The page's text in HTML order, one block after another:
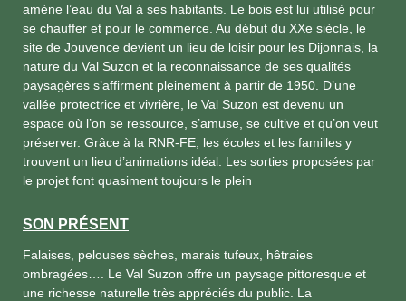
amène l’eau du Val à ses habitants. Le bois est lui utilisé pour
se chauffer et pour le commerce. Au début du XXe siècle, le
site de Jouvence devient un lieu de loisir pour les Dijonnais, la
nature du Val Suzon et la reconnaissance de ses qualités
paysagères s’affirment pleinement à partir de 1950. D’une
vallée protectrice et vivrière, le Val Suzon est devenu un
espace où l’on se ressource, s’amuse, se cultive et qu’on veut
préserver. Grâce à la RNR-FE, les écoles et les familles y
trouvent un lieu d’animations idéal. Les sorties proposées par
le projet font quasiment toujours le plein
SON PRÉSENT
Falaises, pelouses sèches, marais tufeux, hêtraies
ombragées…. Le Val Suzon offre un paysage pittoresque et
une richesse naturelle très appréciés du public. La